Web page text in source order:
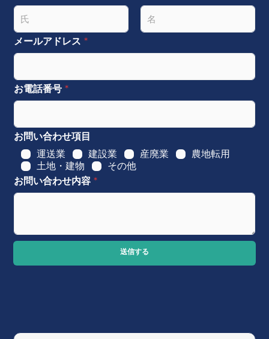
名
メールアドレス*
お電話番号*
お問い合わせ項目
運送業
建設業 産廃業
農地転用
土地・建物
その他
お問い合わせ内容*
送信する